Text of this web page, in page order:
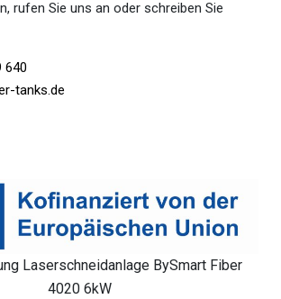
rufen Sie uns an oder schreiben Sie
tanks.de
Laserschneidanlage BySmart Fiber
4020 6kW